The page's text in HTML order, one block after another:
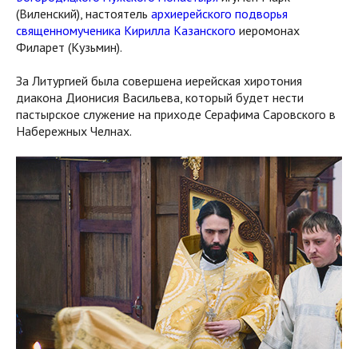
(Виленский), настоятель архиерейского подворья
священномученика Кирилла Казанского иеромонах
Филарет (Кузьмин).
За Литургией была совершена иерейская хиротония
диакона Дионисия Васильева, который будет нести
пастырское служение на приходе Серафима Саровского в
Набережных Челнах.